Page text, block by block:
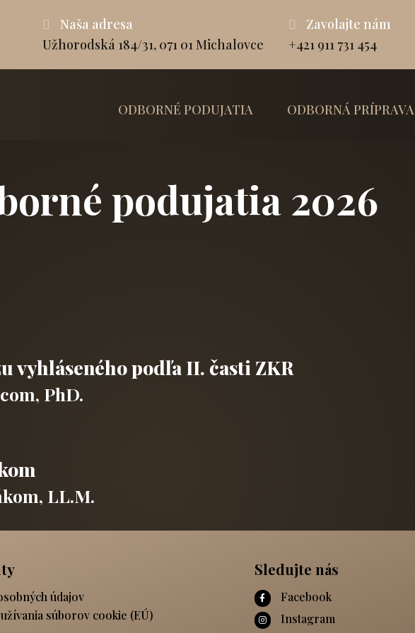
Naša adresa
Užhorodská 184/31, 071 01 Michalovce
Zavolajte nám
+421 911 731 454
ODBORNÉ PODUJATIA ODBORNÁ PRÍPRAVA
podujatia 2026
vyhláseného podľa II. časti ZKR
PhD.
LL.M.
údajov
súborov cookie (EÚ)
Sledujte nás
Facebook
Instagram